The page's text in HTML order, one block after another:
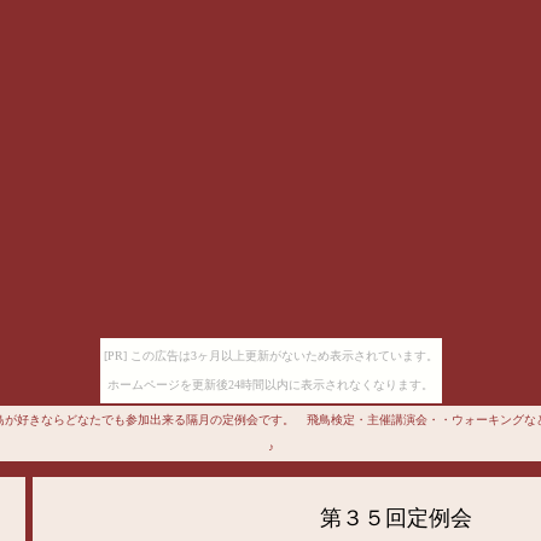
[PR] この広告は3ヶ月以上更新がないため表示されています。
ホームページを更新後24時間以内に表示されなくなります。
が好きならどなたでも参加出来る隔月の定例会です。 飛鳥検定・主催講演会・・ウォーキングな
♪
第３５回定例会